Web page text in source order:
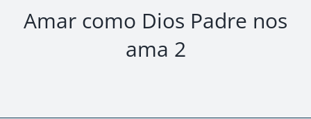
Amar como Dios Padre nos
ama 2